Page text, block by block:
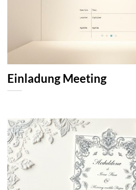
Einladung Meeting